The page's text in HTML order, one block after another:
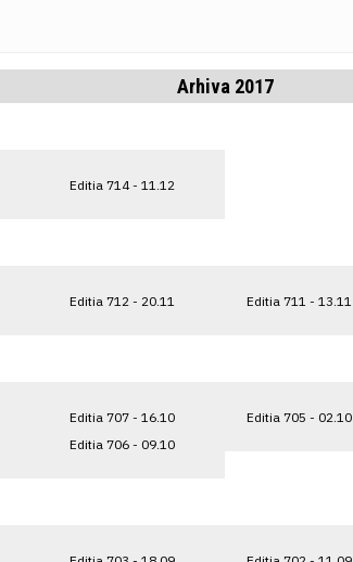
Arhiva 2017
Editia 714 - 11.12
Editia 712 - 20.11 Editia 711 - 13.11
Editia 707 - 16.10
Editia 706 - 09.10
Editia 705 - 02.10